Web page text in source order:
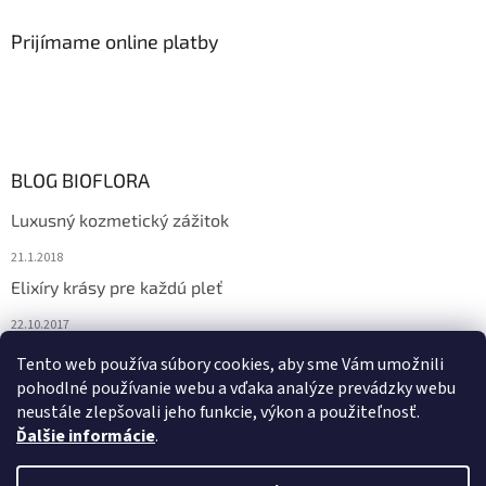
Tento web používa súbory cookies, aby sme Vám umožnili
pohodlné používanie webu a vďaka analýze prevádzky webu
neustále zlepšovali jeho funkcie, výkon a použiteľnosť.
Ďalšie informácie.
Prijímame online platby
BLOG BIOFLORA
Luxusný kozmetický zážitok
21.1.2018
Elixíry krásy pre každú pleť
22.10.2017
Spoznajte prírodnú kozmetiku Sante
10.10.2017